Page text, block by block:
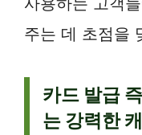
주는 데 초점을
카드 발급
는 강력한